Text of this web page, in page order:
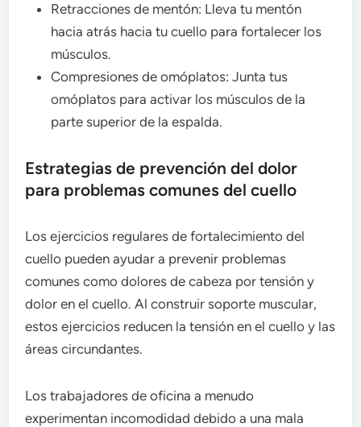
Retracciones de mentón: Lleva tu mentón
hacia atrás hacia tu cuello para fortalecer los
músculos.
Compresiones de omóplatos: Junta tus
omóplatos para activar los músculos de la
parte superior de la espalda.
Estrategias de prevención del dolor
para problemas comunes del cuello
Los ejercicios regulares de fortalecimiento del
cuello pueden ayudar a prevenir problemas
comunes como dolores de cabeza por tensión y
dolor en el cuello. Al construir soporte muscular,
estos ejercicios reducen la tensión en el cuello y las
áreas circundantes.
Los trabajadores de oficina a menudo
experimentan incomodidad debido a una mala